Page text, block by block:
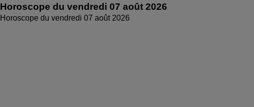
Horoscope du vendredi 07 août 2026
Horoscope du vendredi 07 août 2026